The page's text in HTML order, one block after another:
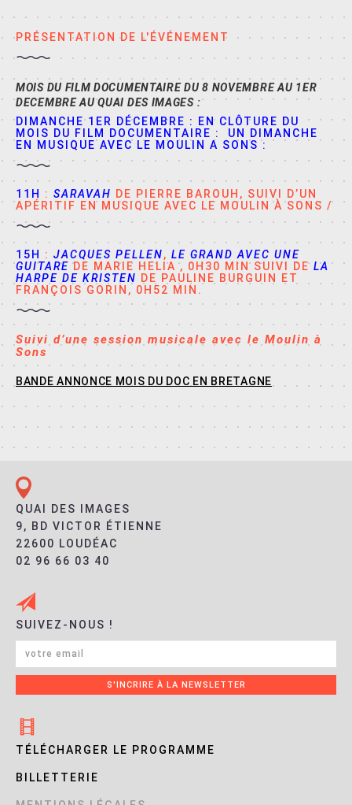
PRÉSENTATION DE L'ÉVÉNEMENT
MOIS DU FILM DOCUMENTAIRE DU 8 NOVEMBRE AU 1ER
DECEMBRE AU QUAI DES IMAGES :
DIMANCHE 1ER DÉCEMBRE : EN CLÔTURE DU
MOIS DU FILM DOCUMENTAIRE : UN DIMANCHE
EN MUSIQUE AVEC LE MOULIN A SONS :
11H : SARAVAH DE PIERRE BAROUH, SUIVI D’UN
APÉRITIF EN MUSIQUE AVEC LE MOULIN À SONS /
15H : JACQUES PELLEN, LE GRAND AVEC UNE
GUITARE DE MARIE HELIA , 0H30 MIN SUIVI DE LA
HARPE DE KRISTEN DE PAULINE BURGUIN ET
FRANÇOIS GORIN, 0H52 MIN.
Suivi d’une session musicale avec le Moulin à
Sons
BANDE ANNONCE MOIS DU DOC EN BRETAGNE
QUAI DES IMAGES
9, BD VICTOR ÉTIENNE
22600 LOUDÉAC
02 96 66 03 40
SUIVEZ-NOUS !
TÉLÉCHARGER LE PROGRAMME
BILLETTERIE